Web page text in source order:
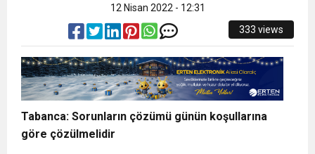
12 Nisan 2022 - 12:31
333 views
Tabanca: Sorunların çözümü günün koşullarına
göre çözülmelidir